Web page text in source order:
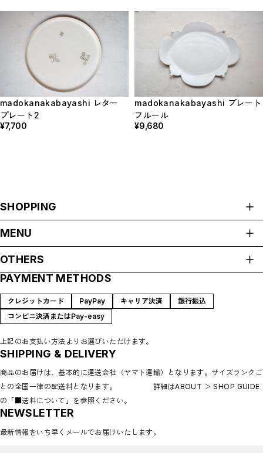
madokanakabayashi レター
プレート2
¥7,700
madokanakabayashi プレート
フルール
¥9,680
SHOPPING
Accessary
Bags
Home
Tableware
Decoration
Vintage
Accessary
Tableware
Home decoration
Brands
madokanakabayashi
MENU
SHOP GUIDE
CONTACT
OTHERS
プライバシーポリシー
特定商取引法に基づく表記
PAYMENT METHODS
クレジットカード PayPay キャリア決済
銀行振込
コンビニ決済またはPay-easy
上記のお支払い方法よりお選びいただけます。
SHIPPING & DELIVERY
商品のお届けは、基本的に運送会社（ヤマト運輸）となります。サイズランクご
との全国一律の配送料となります。 詳細はABOUT ＞ SHOP GUIDE
の「■送料について」を参照ください。
NEWSLETTER
最新情報をいち早くメールでお届けいたします。